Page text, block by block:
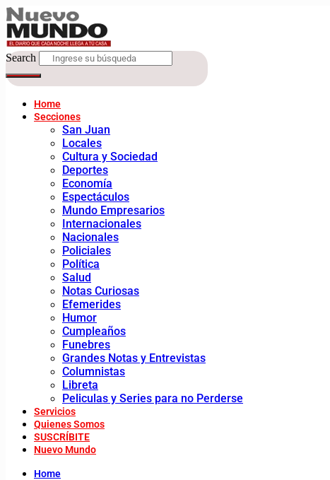
Search
Home
Secciones
San Juan
Locales
Cultura y Sociedad
Deportes
Economía
Espectáculos
Mundo Empresarios
Internacionales
Nacionales
Policiales
Política
Salud
Notas Curiosas
Efemerides
Humor
Cumpleaños
Funebres
Grandes Notas y Entrevistas
Columnistas
Libreta
Peliculas y Series para no Perderse
Servicios
Quienes Somos
SUSCRÍBITE
Nuevo Mundo
Home